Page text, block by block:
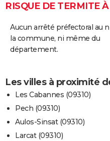
RISQUE DE TERMITE
Aucun arrêté préfectoral au
la commune, ni même du
département.
Les villes à proximité
Les Cabannes (09310)
Pech (09310)
Aulos-Sinsat (09310)
Larcat (09310)